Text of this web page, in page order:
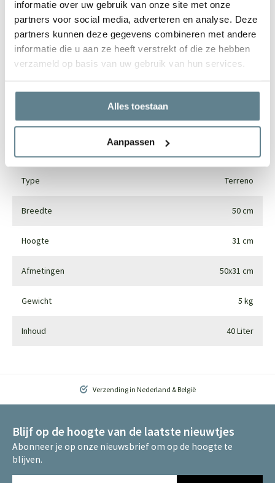
informatie over uw gebruik van onze site met onze
partners voor social media, adverteren en analyse. Deze
partners kunnen deze gegevens combineren met andere
informatie die u aan ze heeft verstrekt of die ze hebben
verzameld op basis van uw gebruik van hun services.
Alles toestaan
Aanpassen
Specificaties
Merk Luca lifestyle
Vorm Rond
Gebruik Interieur en exterieur
Type Terreno
Breedte 50 cm
Hoogte 31 cm
Afmetingen 50x31 cm
Gewicht 5 kg
Inhoud 40 Liter
Verzending in Nederland & België
Blijf op de hoogte van de laatste nieuwtjes
Abonneer je op onze nieuwsbrief om op de hoogte te
blijven.